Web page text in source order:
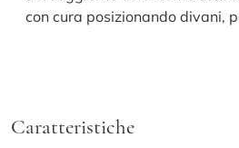
con cura posizionando divani,
Caratteristiche